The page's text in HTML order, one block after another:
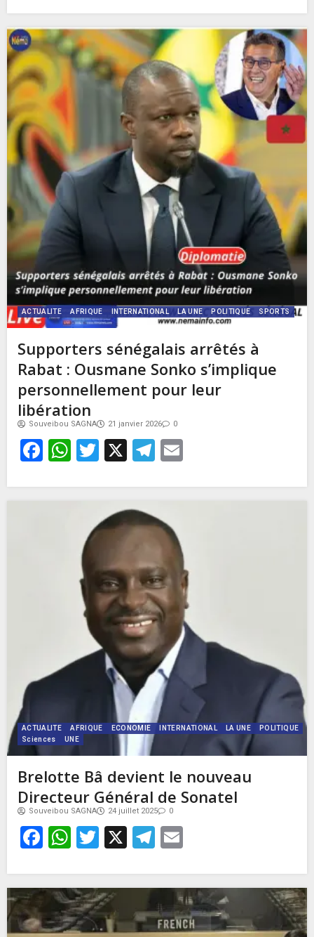
ACTUALITE AFRIQUE INTERNATIONAL LA UNE POLITIQUE SPORTS
Supporters sénégalais arrêtés à
Rabat : Ousmane Sonko s’implique
personnellement pour leur
libération
Souveibou SAGNA 21 janvier 2026 0
Facebook
WhatsApp
Twitter
X Telegram
ACTUALITE AFRIQUE ECONOMIE INTERNATIONAL LA UNE
POLITIQUE
Sciences
UNE
Brelotte Bâ devient le nouveau
Directeur Général de Sonatel
Souveibou SAGNA 24 juillet 2025 0
Facebook
WhatsApp
Twitter
X Telegram